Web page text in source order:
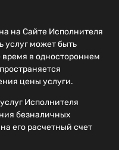
на Сайте Исполнителя
услуг может быть
в одностороннем
цены услуги.
Исполнителя
безналичных
его расчетный счет